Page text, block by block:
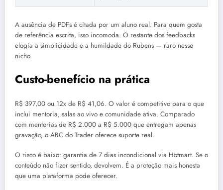
A ausência de PDFs é citada por um aluno real. Para quem gosta
de referência escrita, isso incomoda. O restante dos feedbacks
elogia a simplicidade e a humildade do Rubens — raro nesse
nicho.
Custo-benefício na prática
R$ 397,00 ou 12x de R$ 41,06. O valor é competitivo para o que
inclui mentoria, salas ao vivo e comunidade ativa. Comparado
com mentorias de R$ 2.000 a R$ 5.000 que entregam apenas
gravação, o ABC do Trader oferece suporte real.
O risco é baixo: garantia de 7 dias incondicional via Hotmart. Se o
conteúdo não fizer sentido, devolvem. É a proteção mais honesta
que uma plataforma pode oferecer.